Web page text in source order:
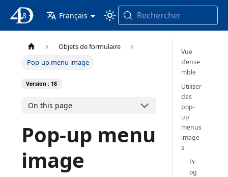
4D Documentation
18 Français Rechercher
Objets de formulaire
Pop-up menu image
Version : 18
On this page
Pop-up menu
image
Vue
d’ense
mble
Utiliser
des
pop-
up
menus
image
s
Pr
og